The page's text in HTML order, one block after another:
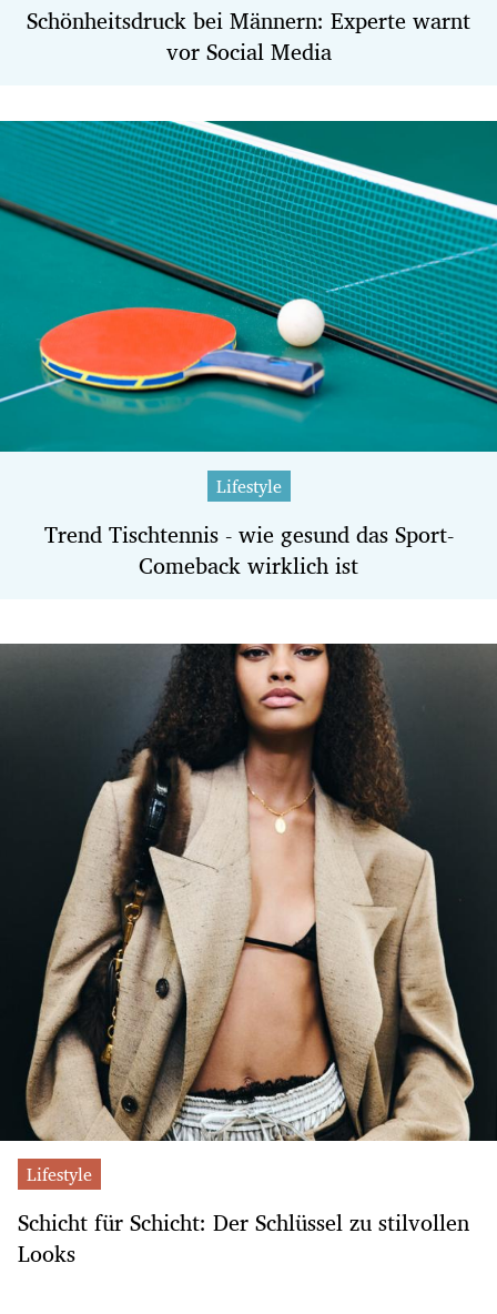
Schönheitsdruck bei Männern: Experte warnt
vor Social Media
Lifestyle
Trend Tischtennis - wie gesund das Sport-
Comeback wirklich ist
Lifestyle
Schicht für Schicht: Der Schlüssel zu stilvollen
Looks